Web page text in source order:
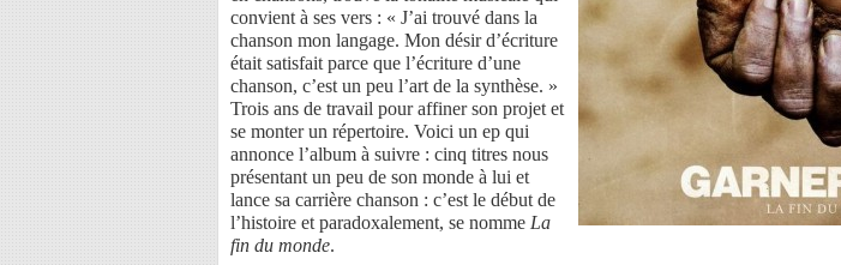
convient à ses vers : « J’ai trouvé dans la
chanson mon langage. Mon désir d’écriture
était satisfait parce que l’écriture d’une
chanson, c’est un peu l’art de la synthèse. »
Trois ans de travail pour affiner son projet et
se monter un répertoire. Voici un ep qui
annonce l’album à suivre : cinq titres nous
présentant un peu de son monde à lui et
lance sa carrière chanson : c’est le début de
l’histoire et paradoxalement, se nomme La
fin du monde.